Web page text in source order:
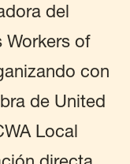
del
of
con
de United
Local